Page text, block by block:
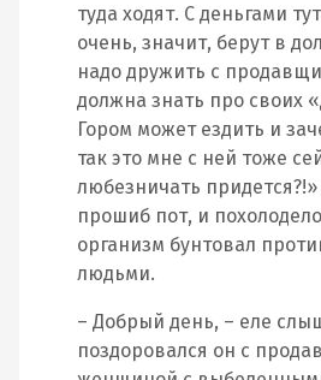
туда ходят. С деньгами
очень, значит, берут в
надо дружить с
должна знать про своих
Гором может ездить и
так это мне с ней тоже
любезничать
прошиб пот, и
организм бунтовал
людьми.
– Добрый день, – еле
поздоровался он с